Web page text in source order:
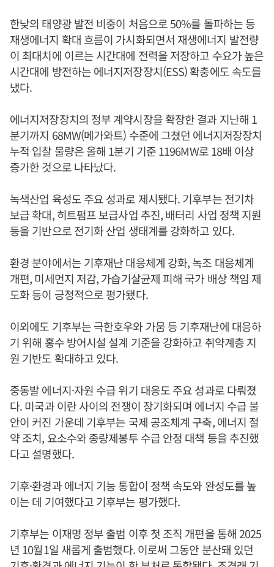
한낮의 태양광 발전 비중이 처음으로 50%를 돌파하는 등
재생에너지 확대 흐름이 가시화되면서 재생에너지 발전량
이 최대치에 이르는 시간대에 전력을 저장하고 수요가 높은
시간대에 방전하는 에너지저장장치(ESS) 확충에도 속도를
냈다.
에너지저장장치의 정부 계약시장을 확장한 결과 지난해 1
분기까지 68MW(메가와트) 수준에 그쳤던 에너지저장장치
누적 입찰 물량은 올해 1분기 기준 1196MW로 18배 이상
증가한 것으로 나타났다.
녹색산업 육성도 주요 성과로 제시됐다. 기후부는 전기차
보급 확대, 히트펌프 보급사업 추진, 배터리 사업 정책 지원
등을 기반으로 전기화 산업 생태계를 강화하고 있다.
환경 분야에서는 기후재난 대응체계 강화, 녹조 대응체계
개편, 미세먼지 저감, 가습기살균제 피해 국가 배상 책임 제
도화 등이 긍정적으로 평가됐다.
이외에도 기후부는 극한호우와 가뭄 등 기후재난에 대응하
기 위해 홍수 방어시설 설계 기준을 강화하고 취약계층 지
원 기반도 확대하고 있다.
중동발 에너지·자원 수급 위기 대응도 주요 성과로 다뤄졌
다. 미국과 이란 사이의 전쟁이 장기화되며 에너지 수급 불
안이 커진 가운데 기후부는 국제 공조체계 구축, 에너지 절
약 조치, 요소수와 종량제봉투 수급 안정 대책 등을 추진했
다고 설명했다.
기후·환경과 에너지 기능 통합이 정책 속도와 완성도를 높
이는 데 기여했다고 기후부는 평가했다.
기후부는 이재명 정부 출범 이후 첫 조직 개편을 통해 2025
년 10월1일 새롭게 출범했다. 이로써 그동안 분산돼 있던